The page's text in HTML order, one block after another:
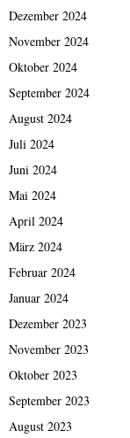
Dezember 2024
November 2024
Oktober 2024
September 2024
August 2024
Juli 2024
Juni 2024
Mai 2024
April 2024
März 2024
Februar 2024
Januar 2024
Dezember 2023
November 2023
Oktober 2023
September 2023
August 2023